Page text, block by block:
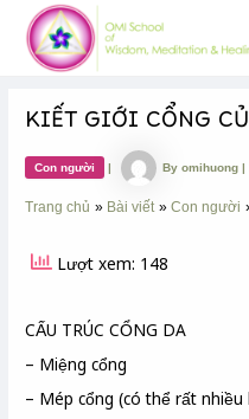
content
KIẾT GIỚI CỔNG
Con người | Byomihuong|
Trang chủ Bài viết Con người
Lượt xem: 148
CẤU TRÚC CỔNG DA
– Miệng cổng
– Mép cổng (có thể rất nhiều
Post
navigation
CHUYÊN
MỤC: